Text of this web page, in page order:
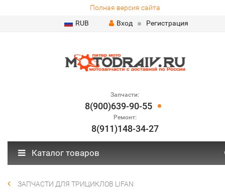
Полная версия сайта
RUB
Вход Регистрация
Запчасти:
8(900)639-90-55
Ремонт:
8(911)148-34-27
Каталог товаров
ЗАПЧАСТИ ДЛЯ ТРИЦИКЛОВ LIFAN